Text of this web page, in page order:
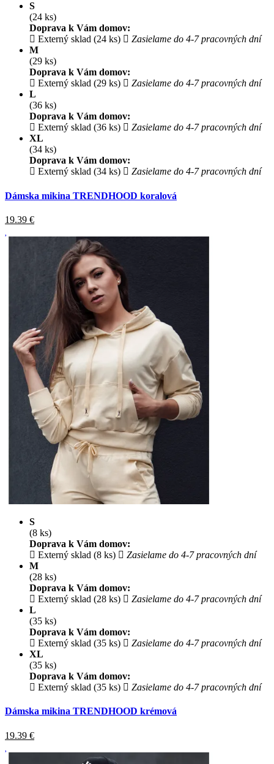
S
(24 ks)
Doprava k Vám domov:
Externý sklad (24 ks)
Zasielame do 4-7 pracovných dní
M
(29 ks)
Doprava k Vám domov:
Externý sklad (29 ks)
Zasielame do 4-7 pracovných dní
L
(36 ks)
Doprava k Vám domov:
Externý sklad (36 ks)
Zasielame do 4-7 pracovných dní
XL
(34 ks)
Doprava k Vám domov:
Externý sklad (34 ks)
Zasielame do 4-7 pracovných dní
Dámska mikina TRENDHOOD koralová
19.39 €
S
(8 ks)
Doprava k Vám domov:
Externý sklad (8 ks)
Zasielame do 4-7 pracovných dní
M
(28 ks)
Doprava k Vám domov:
Externý sklad (28 ks)
Zasielame do 4-7 pracovných dní
L
(35 ks)
Doprava k Vám domov:
Externý sklad (35 ks)
Zasielame do 4-7 pracovných dní
XL
(35 ks)
Doprava k Vám domov:
Externý sklad (35 ks)
Zasielame do 4-7 pracovných dní
Dámska mikina TRENDHOOD krémová
19.39 €